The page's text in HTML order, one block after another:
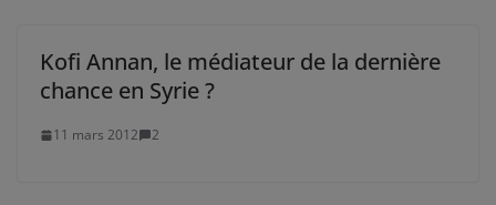
Kofi Annan, le médiateur de la dernière
chance en Syrie ?
11 mars 2012 2